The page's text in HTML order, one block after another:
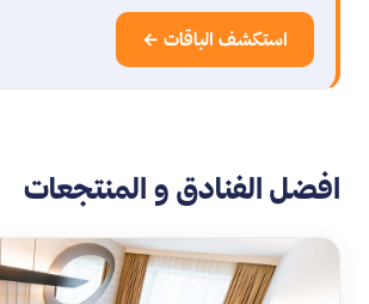
استكشف الباقات ←
افضل الفنادق و المنتجعات